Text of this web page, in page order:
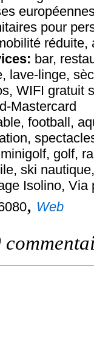
pour
bar,
lave-linge,
WIFI gratuit
Mastercard
football,
golf,
ski
Isolino, Via
, Web